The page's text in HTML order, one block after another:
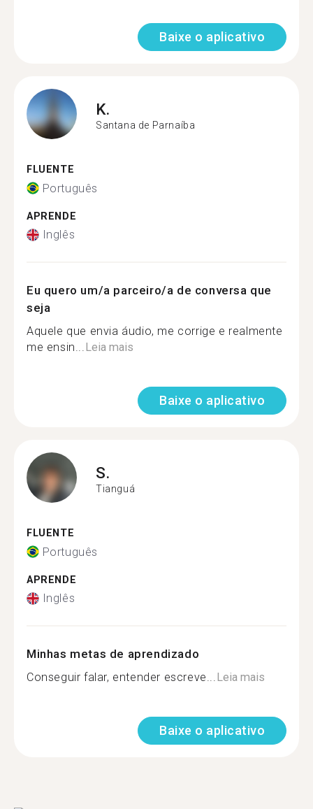
Baixe o aplicativo
K.
Santana de Parnaíba
FLUENTE
Português
APRENDE
Inglês
Eu quero um/a parceiro/a de conversa que
seja
Aquele que envia áudio, me corrige e realmente
me ensin...Leia mais
Baixe o aplicativo
S.
Tianguá
FLUENTE
Português
APRENDE
Inglês
Minhas metas de aprendizado
Conseguir falar, entender escreve...Leia mais
Baixe o aplicativo